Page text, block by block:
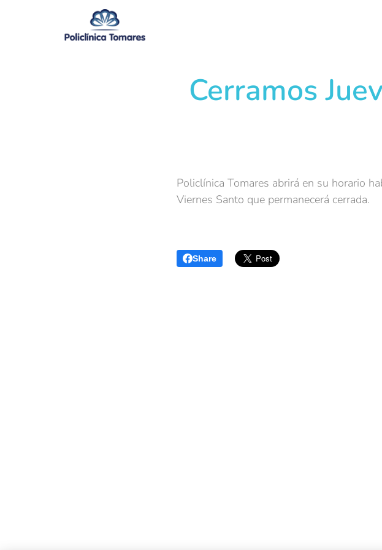
Cerramos
Policlínica Tomares abrirá en su horario
Viernes Santo que permanecerá cerrada.
Share